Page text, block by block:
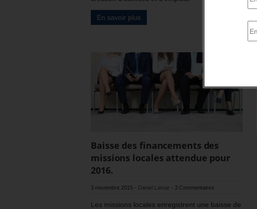
En savoir plus
Baisse des financements des
missions locales attendue pour
2016.
3 novembre 2015 - Daniel Lamar - 3 Commentaires
Les missions locales enregistrent une baisse de